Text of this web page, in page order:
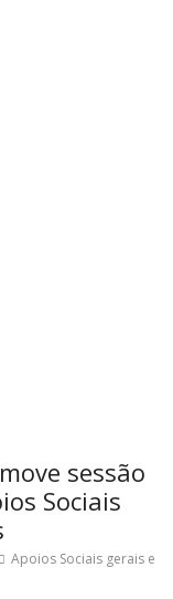
sessão
Sociais
Apoios Sociais gerais e